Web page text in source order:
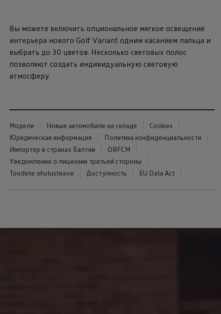
Вы можете включить опциональное мягкое освещение
интерьера нового Golf Variant одним касанием пальца и
выбрать до 30 цветов. Несколько световых полос
позволяют создать индивидуальную световую
атмосферу.
Модели Новые автомобили на складе
Cookies
Юридическая информация
Политика конфиденциальности
Импортер в странах Балтии
OBFCM
Уведомление о лицензии третьей стороны
Toodete ohutusteave
Доступность EU Data Act